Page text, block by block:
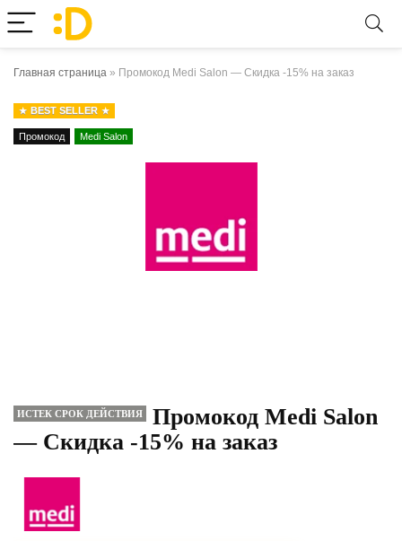
Главная страница » Промокод Medi Salon — Скидка -15% на заказ
BEST SELLER
Промокод Medi Salon
ИСТЕК СРОК ДЕЙСТВИЯ
Промокод Medi Salon
— Скидка -15% на заказ